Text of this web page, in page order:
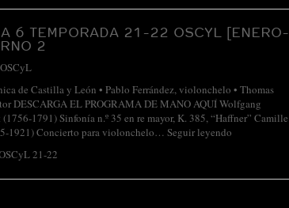
6 TEMPORADA 21-22 OSCYL [ENERO-
2
OSCyL
de Castilla y León • Pablo Ferrández, violonchelo • Thomas
DESCARGA EL PROGRAMA DE MANO AQUÍ Wolfgang
1791) Sinfonía n.º 35 en re mayor, K. 385, “Haffner” Camille
1921) Concierto para violonchelo… Seguir leyendo
21-22